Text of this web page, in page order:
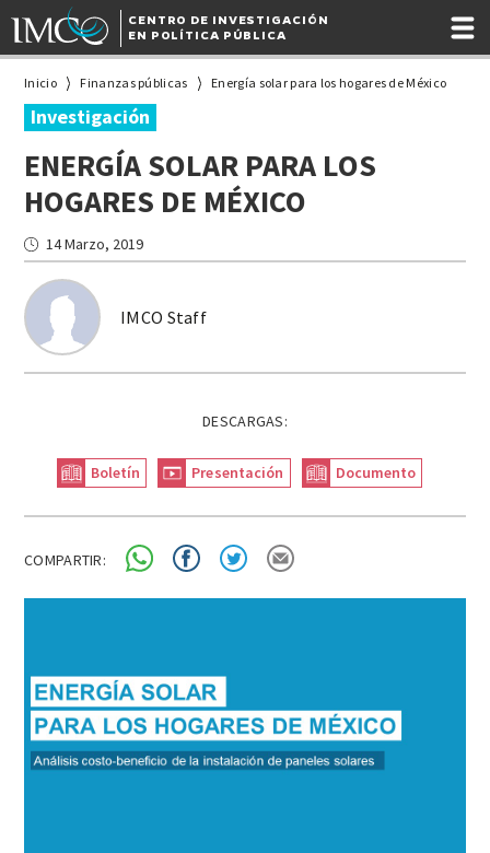
CENTRO DE INVESTIGACIÓN
EN POLÍTICA PÚBLICA
Inicio Finanzas públicas Energía solar para los hogares de México
Investigación
ENERGÍA SOLAR PARA LOS
HOGARES DE MÉXICO
IMCO Staff
14 Marzo, 2019
DESCARGAS:
Boletín Presentación Documento
COMPARTIR: